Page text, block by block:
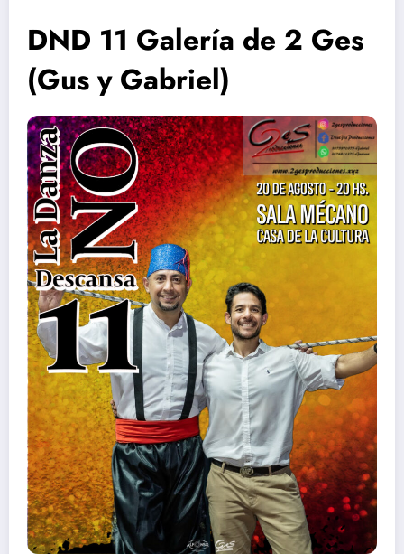
DND 11 Galería de 2 Ges
(Gus y Gabriel)